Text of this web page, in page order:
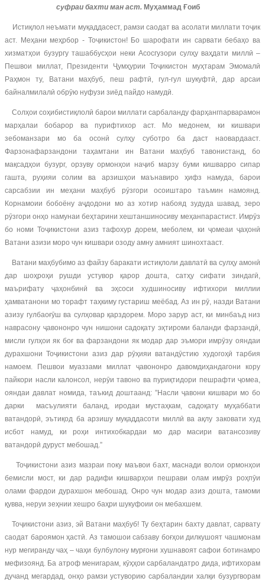
суфраи бахти ман аст. Муҳаммад Ғоиб
Истиқлол неъмати муқаддасест, рамзи саодат ва асолати миллати тоҷик
аст. Меҳани меҳрбор - Тоҷикистон! Бо шарофати ин сарвати бебаҳо ва
хизматҳои бузургу ташаббусҳои неки Асосгузори сулҳу ваҳдати миллӣ –
Пешвои миллат, Президенти Ҷумҳурии Тоҷикистон муҳтарам Эмомалӣ
Раҳмон ту, Ватани маҳбуб, пеш рафтӣ, гул-гул шукуфтӣ, дар арсаи
байналмилалӣ обрӯю нуфузи зиёд пайдо намудӣ.
Солҳои соҳибистиқлолӣ барои миллати сарбаланду фарҳангпарварамон
марҳалаи бобарор ва пурифтихор аст. Мо медонем, ки кишвари
зебоманзари мо ба осонӣ сулҳу суботро ба даст наовардааст.
Фарзонафарзандони таҳамтани ин Ватани маҳбуб тавонистанд, бо
мақсадҳои бузург, орзуву ормонҳои наҷиб марзу буми кишварро сипар
гашта, руҳияи солим ва арзишҳои маънавиро ҳифз намуда, барои
сарсабзии ин меҳани маҳбуб рӯзгори осоиштаро таъмин намоянд.
Корнамоии бобоёну аҷдодони мо аз хотир набояд зудуда шавад, зеро
рӯзгори онҳо намунаи беҳтарини хештаншиносиву меҳанпарастист. Имрӯз
бо номи Тоҷикистони азиз тафохур дорем, меболем, ки ҷомеаи ҷаҳонӣ
Ватани азизи моро чун кишвари озоду амну амният шинохтааст.
Ватани маҳбубимо аз файзу баракати истиқлоли давлатӣ ва сулҳу амонӣ
дар шоҳроҳи рушди устувор қарор дошта, сатҳу сифати зиндагӣ,
маърифату ҷаҳонбинӣ ва эҳсоси худшиносиву ифтихори миллии
ҳамватанони мо торафт таҳкиму густариш меёбад. Аз ин рӯ, назди Ватани
азизу гулбаоғӯш ва сулҳовар қарздорем. Моро зарур аст, ки минбаъд низ
наврасону ҷавононро чун нишони садоқату эҳтироми баланди фарзандӣ,
мисли гулҳои як боғ ва фарзандони як модар дар эъмори имрӯзу ояндаи
дурахшони Тоҷикистони азиз дар рӯҳияи ватандӯстию худогоҳӣ тарбия
намоем. Пешвои муаззами миллат ҷавононро давомдиҳандагони кору
пайкори насли калонсол, нерӯи тавоно ва пуриқтидори пешрафти ҷомеа,
ояндаи давлат номида, таъкид доштаанд: ”Насли ҷавони кишвари мо бо
дарки масъулияти баланд, иродаи мустаҳкам, садоқату муҳаббати
ватандорӣ, эътиқод ба арзишу муқаддасоти миллӣ ва ақлу заковати худ
исбот намуд, ки роҳи интихобкардаи мо дар масири ватансозиву
ватандорӣ дуруст мебошад.”
Тоҷикистони азиз мазраи поку маъвои бахт, маснади волои ормонҳои
бемисли мост, ки дар радифи кишварҳои пешрави олам имрӯз роҳпӯи
олами фардои дурахшон мебошад. Онро чун модар азиз дошта, тамоми
қувва, неруи зеҳнии хешро баҳри шукуфоии он мебахшем.
Тоҷикистони азиз, эй Ватани маҳбуб! Ту беҳтарин бахту давлат, сарвату
саодат бароямон ҳастӣ. Аз тамошои сабзаву боғҳои дилкушоят чашмонам
нур мегиранду чаҳ – чаҳи булбулону мурғони хушнавоят сафои ботинамро
мефизоянд. Ба атроф менигарам, кӯҳҳои сарбаландатро дида, ифтихорам
дучанд мегардад, онҳо рамзи устуворию сарбаландии халқи бузургворам